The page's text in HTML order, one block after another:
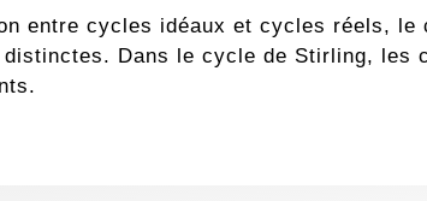
entre cycles idéaux et cycles réels, le
Dans le cycle de Stirling, les